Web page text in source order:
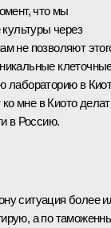
что мы
через
не позволяют
лабораторию в
мне в Киото
в Россию.
ситуация более
а по